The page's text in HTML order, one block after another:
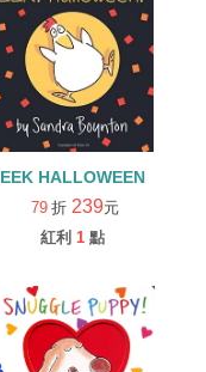
EEK HALLOWEEN
79 折 239元
紅利 1 點